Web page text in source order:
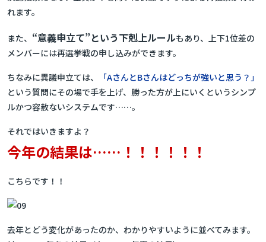
れます。
また、 “意義申立て”という下剋上ルールもあり、上下1位差の
メンバーには再選挙戦の申し込みができます。
ちなみに異議申立ては、
「AさんとBさんはどっちが強いと思う？」
という質問にその場で手を上げ、勝った方が上にいくというシンプ
ルかつ容赦ないシステムです……。
それではいきますよ？
今年の結果は……！！！！！！
こちらです！！
去年とどう変化があったのか、わかりやすいように並べてみます。